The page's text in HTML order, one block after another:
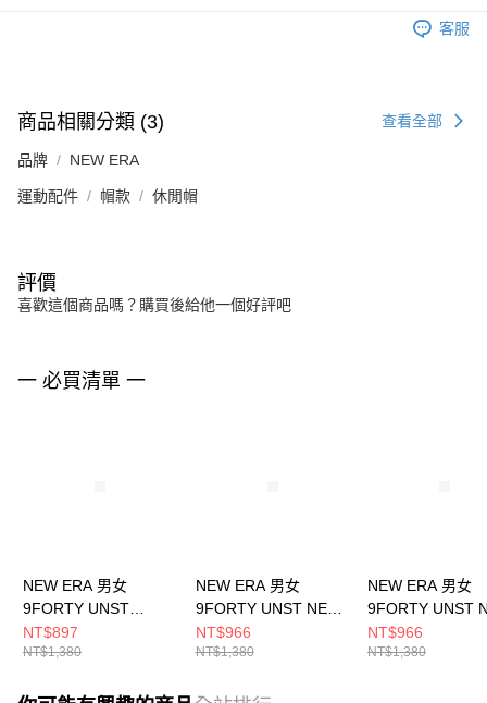
客服
商品相關分類 (3) 查看全部
品牌 NEW ERA
運動配件 帽款 休閒帽
評價
喜歡這個商品嗎？購買後給他一個好評吧
一 必買清單 一
NEW ERA 男女
9FORTY UNST
CORDURA NE
NE14499487
NT$897
NT$1,380
NEW ERA 男女
9FORTY UNST NEW
ERA BASIC NEW ERA
NE14363479
NT$966
NT$1,380
NEW ERA 男女
9FORTY UNST
MOUNTAIN
NEW ERA
NT$966
NT$1,380